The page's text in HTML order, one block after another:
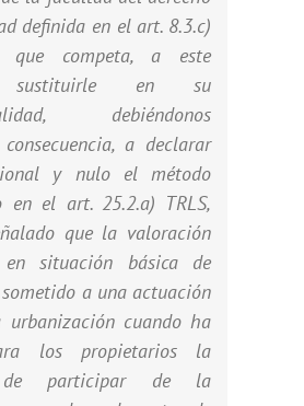
definida en el art. 8.3.c)
que competa, a este
sustituirle en su
debiéndonos
a declarar
y nulo el método
en el art. 25.2.a) TRLS,
que la valoración
situación básica de
a una actuación
urbanización cuando ha
los propietarios la
de participar de la